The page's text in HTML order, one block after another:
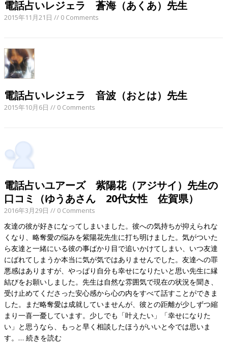
電話占いレジェラ 蒼海（あくあ）先生
2015年11月21日 // 0 Comments
電話占いレジェラ 音波（おとは）先生
2015年10月6日 // 0 Comments
電話占いユアーズ 紫陽花（アジサイ）先生の
口コミ（ゆうあさん 20代女性 佐賀県）
2016年3月29日 // 0 Comments
友達の彼が好きになってしまいました。彼への気持ちが抑えられな
くなり、略奪愛の悩みを紫陽花先生に打ち明けました。気がついた
ら友達と一緒にいる彼の事ばかり目で追いかけてしまい、いつ友達
にばれてしまうか本当に気が気ではありませんでした。友達への罪
悪感はありますが、やっぱり自分も幸せになりたいと思い先生に縁
結びをお願いしました。先生は自然な雰囲気で現在の状況を聞き、
受け止めてくださった安心感から心の内をすべて話すことができま
した。まだ略奪愛は成就していませんが、彼との距離が少しずつ縮
まり一喜一憂しています。少しでも「叶えたい」「幸せになりた
い」と思うなら、もっと早く相談したほうがいいと今では思いま
す。…続きを読む